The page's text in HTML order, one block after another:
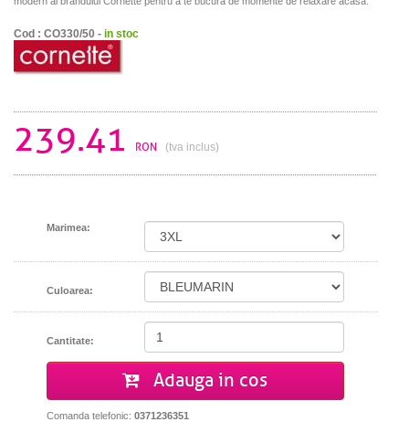
Cod : CO330/50 - in stoc
239.41 RON (tva inclus)
Marimea:
Culoarea:
Cantitate:
Adauga in cos
Comanda telefonic: 0371236351